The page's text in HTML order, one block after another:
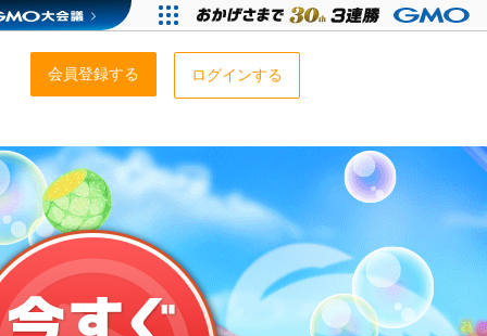
会員登録する ログインする